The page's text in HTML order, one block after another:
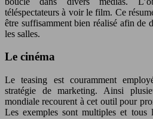
téléspectateurs à voir le film. Ce
être suffisamment bien réalisé afin de
les salles.
Le cinéma
Le teasing est couramment
stratégie de marketing. Ainsi
mondiale recourent à cet outil pour
Les exemples sont multiples et tous